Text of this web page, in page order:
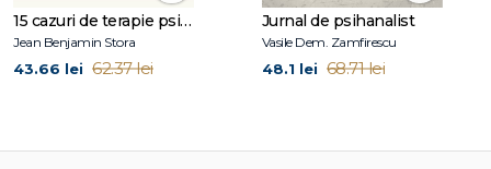
Membrii seminarului
Lista abrevierilor
Cuvânt-înainte, Cary F. De Angulo
15 cazuri de terapie psihosomatică
Jean Benjamin Stora
43.66 lei 62.37 lei
Jurnal de psihanalist
Vasile Dem. Zamfirescu
48.1 lei 68.71 lei